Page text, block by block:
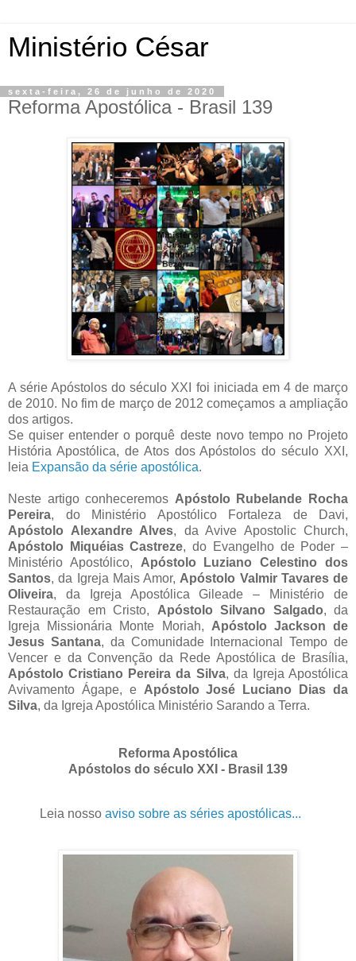
Ministério César
sexta-feira, 26 de junho de 2020
Reforma Apostólica - Brasil 139
A série Apóstolos do século XXI foi iniciada em 4 de março
de 2010. No fim de março de 2012 começamos a ampliação
dos artigos.
Se quiser entender o porquê deste novo tempo no Projeto
História Apostólica, de Atos dos Apóstolos do século XXI,
leia Expansão da série apostólica.
Neste artigo conheceremos Apóstolo Rubelande Rocha
Pereira, do Ministério Apostólico Fortaleza de Davi,
Apóstolo Alexandre Alves, da Avive Apostolic Church,
Apóstolo Miquéias Castreze, do Evangelho de Poder –
Ministério Apostólico, Apóstolo Luziano Celestino dos
Santos, da Igreja Mais Amor, Apóstolo Valmir Tavares de
Oliveira, da Igreja Apostólica Gileade – Ministério de
Restauração em Cristo, Apóstolo Silvano Salgado, da
Igreja Missionária Monte Moriah, Apóstolo Jackson de
Jesus Santana, da Comunidade Internacional Tempo de
Vencer e da Convenção da Rede Apostólica de Brasília,
Apóstolo Cristiano Pereira da Silva, da Igreja Apostólica
Avivamento Ágape, e Apóstolo José Luciano Dias da
Silva, da Igreja Apostólica Ministério Sarando a Terra.
Reforma Apostólica
Apóstolos do século XXI - Brasil 139
Leia nosso aviso sobre as séries apostólicas...